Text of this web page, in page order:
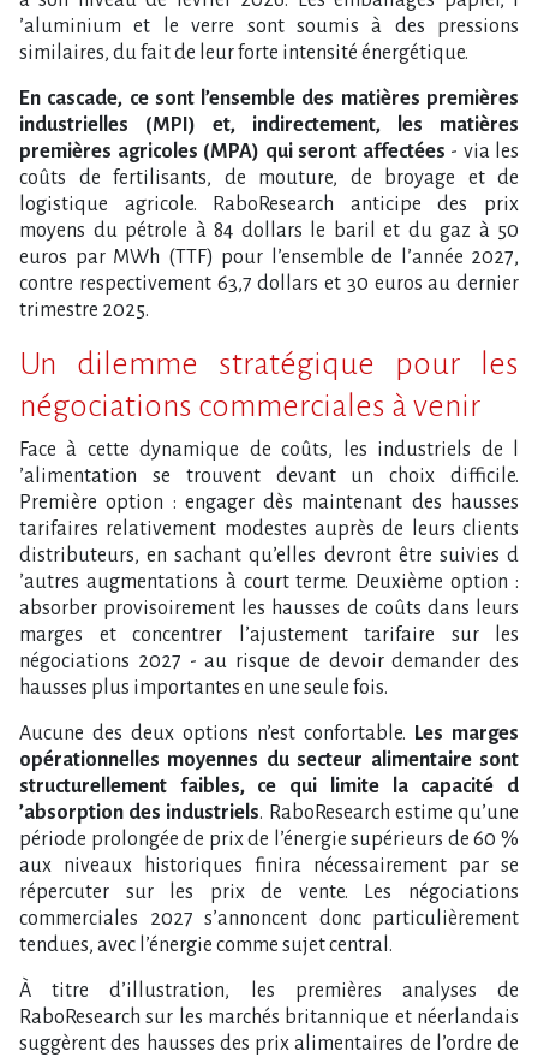
‌’aluminium et le verre sont soumis à des pressions
similaires, du fait de leur forte intensité énergétique.
En cascade, ce sont l​‌’ensemble des matières premières
industrielles (MPI) et, indirectement, les matières
premières agricoles (MPA) qui seront affectées - via les
coûts de fertilisants, de mouture, de broyage et de
logistique agricole. RaboResearch anticipe des prix
moyens du pétrole à 84 dollars le baril et du gaz à 50
euros par MWh (TTF) pour l​‌’ensemble de l​‌’année 2027,
contre respectivement 63,7 dollars et 30 euros au dernier
trimestre 2025.
Un dilemme stratégique pour les
négociations commerciales à venir
Face à cette dynamique de coûts, les industriels de l​
‌’alimentation se trouvent devant un choix difficile.
Première option : engager dès maintenant des hausses
tarifaires relativement modestes auprès de leurs clients
distributeurs, en sachant qu​‌’elles devront être suivies d​
‌’autres augmentations à court terme. Deuxième option :
absorber provisoirement les hausses de coûts dans leurs
marges et concentrer l​‌’ajustement tarifaire sur les
négociations 2027 - au risque de devoir demander des
hausses plus importantes en une seule fois.
Aucune des deux options n​‌’est confortable.
Les marges
opérationnelles moyennes du secteur alimentaire sont
structurellement faibles, ce qui limite la capacité d​
‌’absorption des industriels. RaboResearch estime qu​‌’une
période prolongée de prix de l​‌’énergie supérieurs de 60 %
aux niveaux historiques finira nécessairement par se
répercuter sur les prix de vente. Les négociations
commerciales 2027 s​‌’annoncent donc particulièrement
tendues, avec l​‌’énergie comme sujet central.
À titre d​‌’illustration, les premières analyses de
RaboResearch sur les marchés britannique et néerlandais
suggèrent des hausses des prix alimentaires de l​‌’ordre de